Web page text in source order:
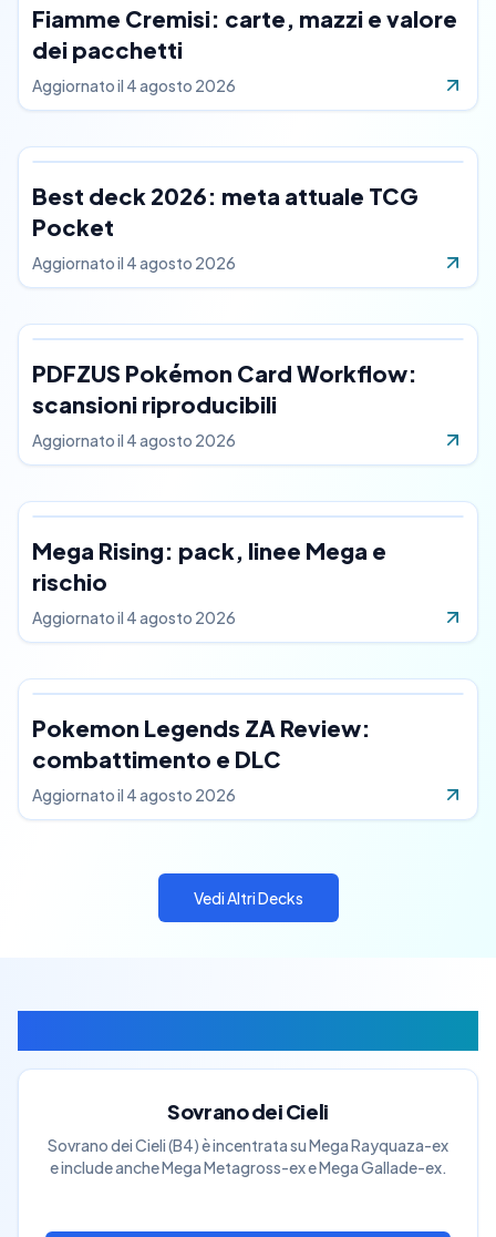
Fiamme Cremisi: carte, mazzi e valore
dei pacchetti
Aggiornato il 4 agosto 2026
Best deck 2026: meta attuale TCG
Pocket
Aggiornato il 4 agosto 2026
PDFZUS Pokémon Card Workflow:
scansioni riproducibili
Aggiornato il 4 agosto 2026
Mega Rising: pack, linee Mega e
rischio
Aggiornato il 4 agosto 2026
Pokemon Legends ZA Review:
combattimento e DLC
Aggiornato il 4 agosto 2026
Vedi Altri Decks
Sovrano dei Cieli
Sovrano dei Cieli (B4) è incentrata su Mega Rayquaza-ex
e include anche Mega Metagross-ex e Mega Gallade-ex.